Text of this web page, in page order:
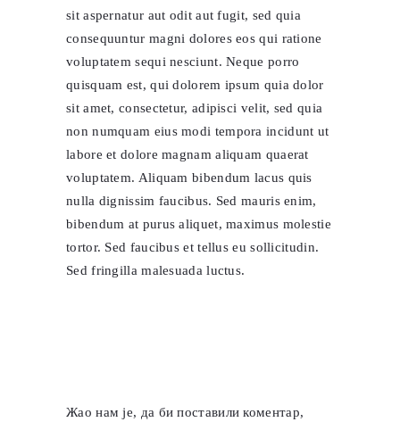
sit aspernatur aut odit aut fugit, sed quia
consequuntur magni dolores eos qui ratione
voluptatem sequi nesciunt. Neque porro
quisquam est, qui dolorem ipsum quia dolor
sit amet, consectetur, adipisci velit, sed quia
non numquam eius modi tempora incidunt ut
labore et dolore magnam aliquam quaerat
voluptatem. Aliquam bibendum lacus quis
nulla dignissim faucibus. Sed mauris enim,
bibendum at purus aliquet, maximus molestie
tortor. Sed faucibus et tellus eu sollicitudin.
Sed fringilla malesuada luctus.
Жао нам је, да би поставили коментар,